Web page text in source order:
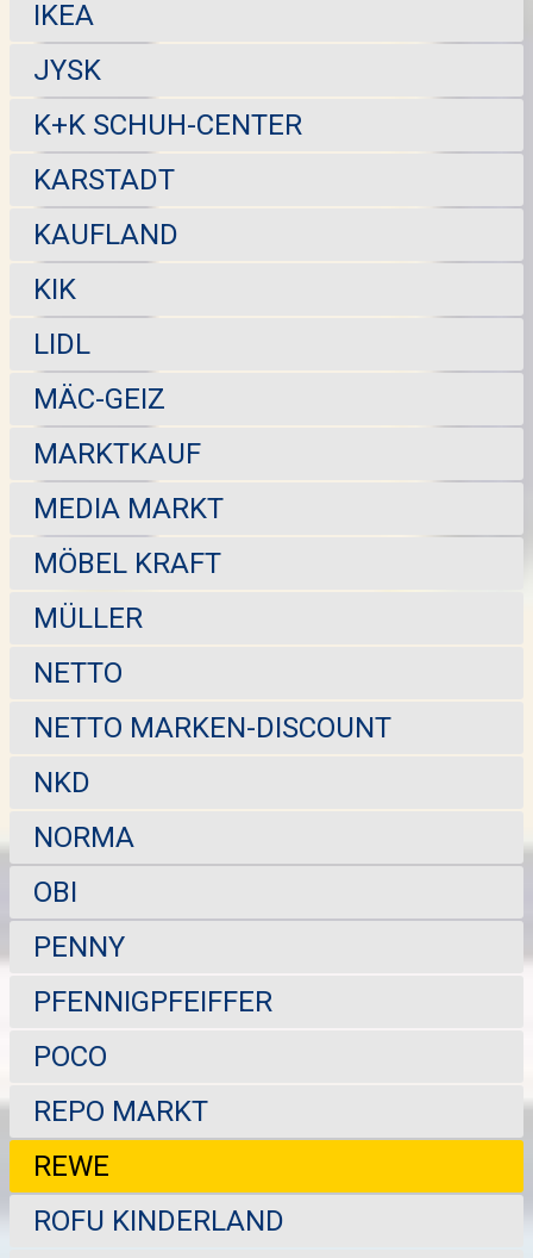
IKEA
JYSK
K+K SCHUH-CENTER
KARSTADT
KAUFLAND
KIK
LIDL
MÄC-GEIZ
MARKTKAUF
MEDIA MARKT
MÖBEL KRAFT
MÜLLER
NETTO
NETTO MARKEN-DISCOUNT
NKD
NORMA
OBI
PENNY
PFENNIGPFEIFFER
POCO
REPO MARKT
REWE
ROFU KINDERLAND